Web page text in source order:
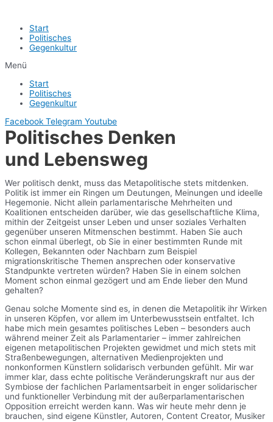
Start
Politisches
Gegenkultur
Menü
Start
Politisches
Gegenkultur
Facebook Telegram Youtube
Politisches Denken
und Lebensweg
Wer politisch denkt, muss das Metapolitische stets mitdenken.
Politik ist immer ein Ringen um Deutungen, Meinungen und ideelle
Hegemonie. Nicht allein parlamentarische Mehrheiten und
Koalitionen entscheiden darüber, wie das gesellschaftliche Klima,
mithin der Zeitgeist unser Leben und unser soziales Verhalten
gegenüber unseren Mitmenschen bestimmt. Haben Sie auch
schon einmal überlegt, ob Sie in einer bestimmten Runde mit
Kollegen, Bekannten oder Nachbarn zum Beispiel
migrationskritische Themen ansprechen oder konservative
Standpunkte vertreten würden? Haben Sie in einem solchen
Moment schon einmal gezögert und am Ende lieber den Mund
gehalten?
Genau solche Momente sind es, in denen die Metapolitik ihr Wirken
in unseren Köpfen, vor allem im Unterbewusstsein entfaltet. Ich
habe mich mein gesamtes politisches Leben – besonders auch
während meiner Zeit als Parlamentarier – immer zahlreichen
eigenen metapolitischen Projekten gewidmet und mich stets mit
Straßenbewegungen, alternativen Medienprojekten und
nonkonformen Künstlern solidarisch verbunden gefühlt. Mir war
immer klar, dass echte politische Veränderungskraft nur aus der
Symbiose der fachlichen Parlamentsarbeit in enger solidarischer
und funktioneller Verbindung mit der außerparlamentarischen
Opposition erreicht werden kann. Was wir heute mehr denn je
brauchen, sind eigene Künstler, Autoren, Content Creator, Musiker